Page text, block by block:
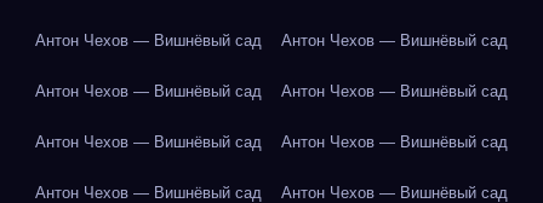
Антон Чехов — Вишнёвый сад Антон Чехов — Вишнёвый сад
Антон Чехов — Вишнёвый сад Антон Чехов — Вишнёвый сад
Антон Чехов — Вишнёвый сад Антон Чехов — Вишнёвый сад
Антон Чехов — Вишнёвый сад Антон Чехов — Вишнёвый сад